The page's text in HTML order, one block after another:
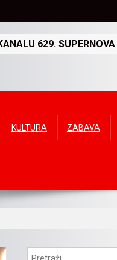
629.
KULTURA ZABAVA